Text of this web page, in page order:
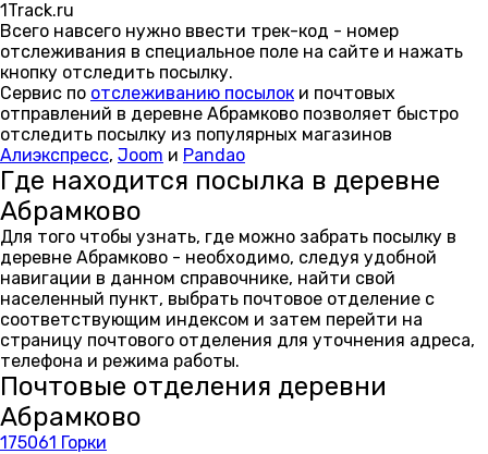
1Track.ru
Всего навсего нужно ввести трек-код - номер
отслеживания в специальное поле на сайте и нажать
кнопку отследить посылку.
Сервис по отслеживанию посылок и почтовых
отправлений в деревне Абрамково позволяет быстро
отследить посылку из популярных магазинов
Алиэкспресс, Joom и Pandao
Где находится посылка в деревне
Абрамково
Для того чтобы узнать, где можно забрать посылку в
деревне Абрамково - необходимо, следуя удобной
навигации в данном справочнике, найти свой
населенный пункт, выбрать почтовое отделение с
соответствующим индексом и затем перейти на
страницу почтового отделения для уточнения адреса,
телефона и режима работы.
Почтовые отделения деревни
Абрамково
175061 Горки